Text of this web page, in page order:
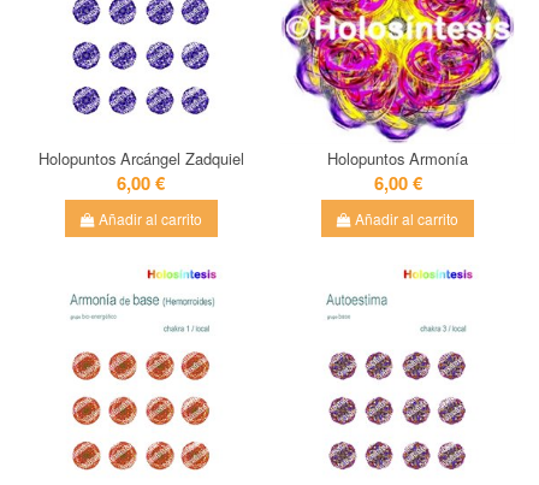
Holopuntos Arcángel Zadquiel
6,00 €
Añadir al carrito
Holopuntos Armonía
6,00 €
Añadir al carrito